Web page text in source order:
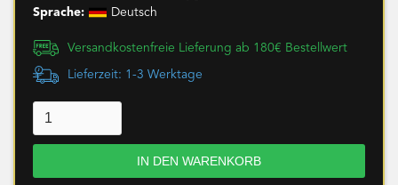
Sprache:
Deutsch
Versandkostenfreie Lieferung ab 180€ Bestellwert
Lieferzeit: 1-3 Werktage